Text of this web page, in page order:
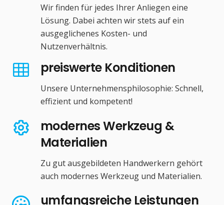
Wir finden für jedes Ihrer Anliegen eine
Lösung. Dabei achten wir stets auf ein
ausgeglichenes Kosten- und
Nutzenverhältnis.
preiswerte Konditionen
Unsere Unternehmensphilosophie: Schnell,
effizient und kompetent!
modernes Werkzeug &
Materialien
Zu gut ausgebildeten Handwerkern gehört
auch modernes Werkzeug und Materialien.
umfangsreiche Leistungen